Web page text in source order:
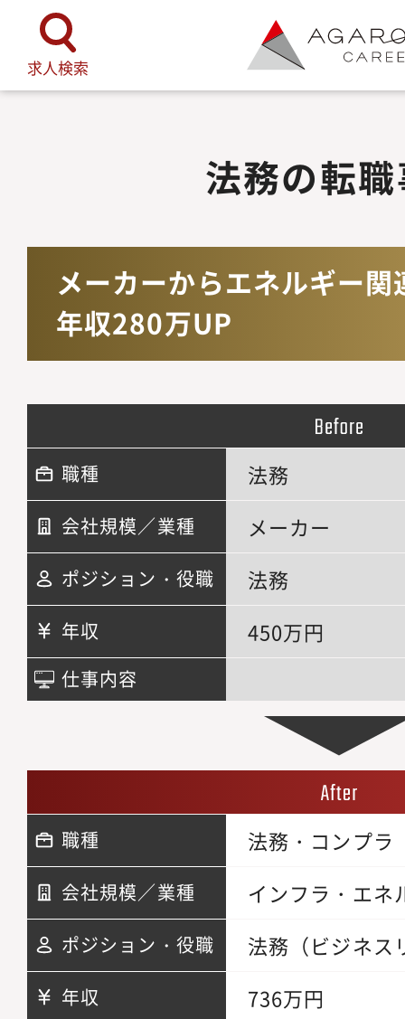
求人検索
TOP 法務の転職事例 メーカーか
法務の転
メーカーからエネルギー
年収280万UP
職種 法務
会社規模／業種 メーカー
ポジション・役職 法務
年収 450万円
仕事内容
職種 法務・コンプラ
会社規模／業種 インフラ・エネ
ポジション・役職 法務（ビジネス
年収 736万円